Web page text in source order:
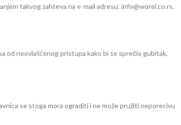
takvog zahteva na e-mail adresu: info@worel.co.rs.
od neovlašćenog pristupa kako bi se sprečio gubitak,
se stoga mora ograditi i ne može pružiti neporecivu